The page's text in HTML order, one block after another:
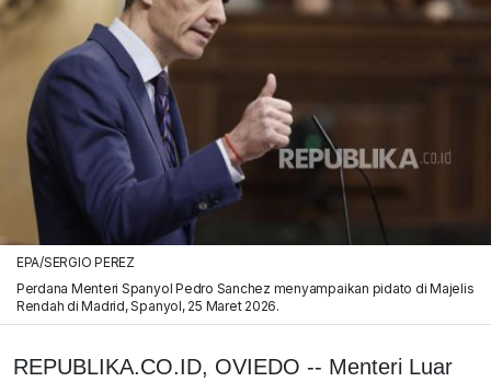
EPA/SERGIO PEREZ
Perdana Menteri Spanyol Pedro Sanchez menyampaikan pidato di Majelis
Rendah di Madrid, Spanyol, 25 Maret 2026.
REPUBLIKA.CO.ID, OVIEDO -- Menteri Luar